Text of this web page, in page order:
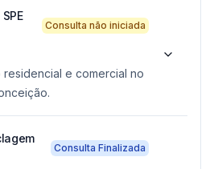
Consulta não iniciada
residencial e comercial no
Consulta Finalizada